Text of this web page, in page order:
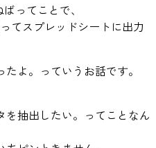
ってことで、
てスプレッドシートに出力
よ。っていうお話です。
抽出したい。ってことなん